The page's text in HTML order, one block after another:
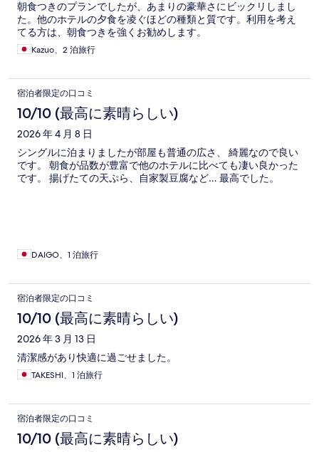
朝食つきのプランでしたが、あまりの豪華さにビックリしまし
た。他のホテルの夕食を凌ぐほどの種類と質です。利用を考え
てる方は、朝食つきを強くお勧めします。
Kazuo、2 泊旅行
宿泊者限定の口コミ
10/10 (最高に素晴らしい)
2026 年 4 月 8 日
シングルに泊まりましたが部屋も普通の広さ、 綺麗なので良い
です。 朝食が品数が豊富で他のホテルに比べても凄い良かった
です。 揚げたての天ぷら、自家製豆腐など… 最高でした。
DAIGO、1 泊旅行
宿泊者限定の口コミ
10/10 (最高に素晴らしい)
2026 年 3 月 13 日
清潔感があり快適に過ごせました。
TAKESHI、1 泊旅行
宿泊者限定の口コミ
10/10 (最高に素晴らしい)